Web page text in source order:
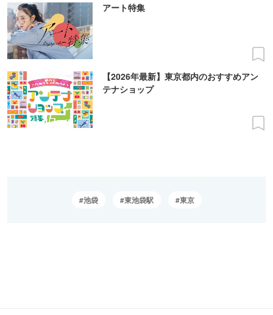
アート特集
【2026年最新】東京都内のおすすめアン
テナショップ
池袋 東池袋駅 東京